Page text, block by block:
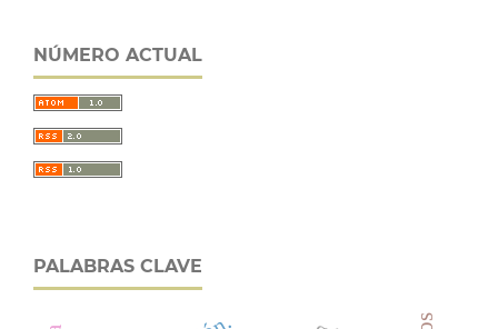
NÚMERO ACTUAL
PALABRAS CLAVE